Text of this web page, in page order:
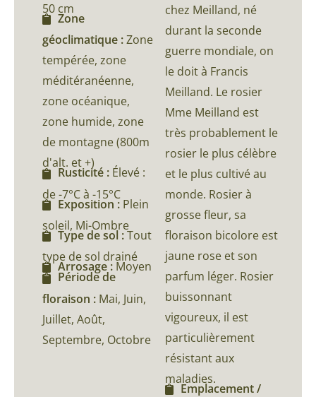
50 cm
Zone
géoclimatique :Zone
tempérée, zone
méditéranéenne,
zone océanique,
zone humide, zone
de montagne (800m
d'alt. et +)
Rusticité : Élevé :
de -7°C à -15°C
Exposition : Plein
soleil, Mi-Ombre
Type de sol :Tout
type de sol drainé
Arrosage : Moyen
Période de
floraison : Mai, Juin,
Juillet, Août,
Septembre, Octobre
chez Meilland, né
durant la seconde
guerre mondiale, on
le doit à Francis
Meilland. Le rosier
Mme Meilland est
très probablement le
rosier le plus célèbre
et le plus cultivé au
monde. Rosier à
grosse fleur, sa
floraison bicolore est
jaune rose et son
parfum léger. Rosier
buissonnant
vigoureux, il est
particulièrement
résistant aux
maladies.
Emplacement /